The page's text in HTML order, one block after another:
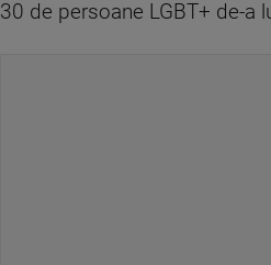
30 de persoane LGBT+ de-a